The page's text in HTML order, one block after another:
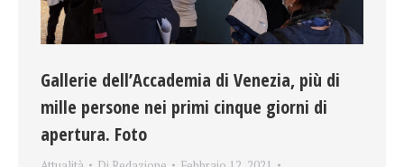
Gallerie dell’Accademia di Venezia, più di
mille persone nei primi cinque giorni di
apertura. Foto